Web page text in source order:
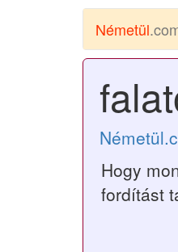
Németül
Hogy
fordítást